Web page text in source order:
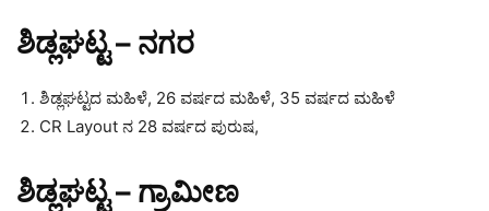
ಶಿಡ್ಲಘಟ್ಟ – ನಗರ
ಶಿಡ್ಲಘಟ್ಟದ ಮಹಿಳೆ, 26 ವರ್ಷದ ಮಹಿಳೆ, 35 ವರ್ಷದ ಮಹಿಳೆ
CR Layout ನ 28 ವರ್ಷದ ಪುರುಷ,
ಶಿಡ್ಲಘಟ್ಟ – ಗ್ರಾಮೀಣ